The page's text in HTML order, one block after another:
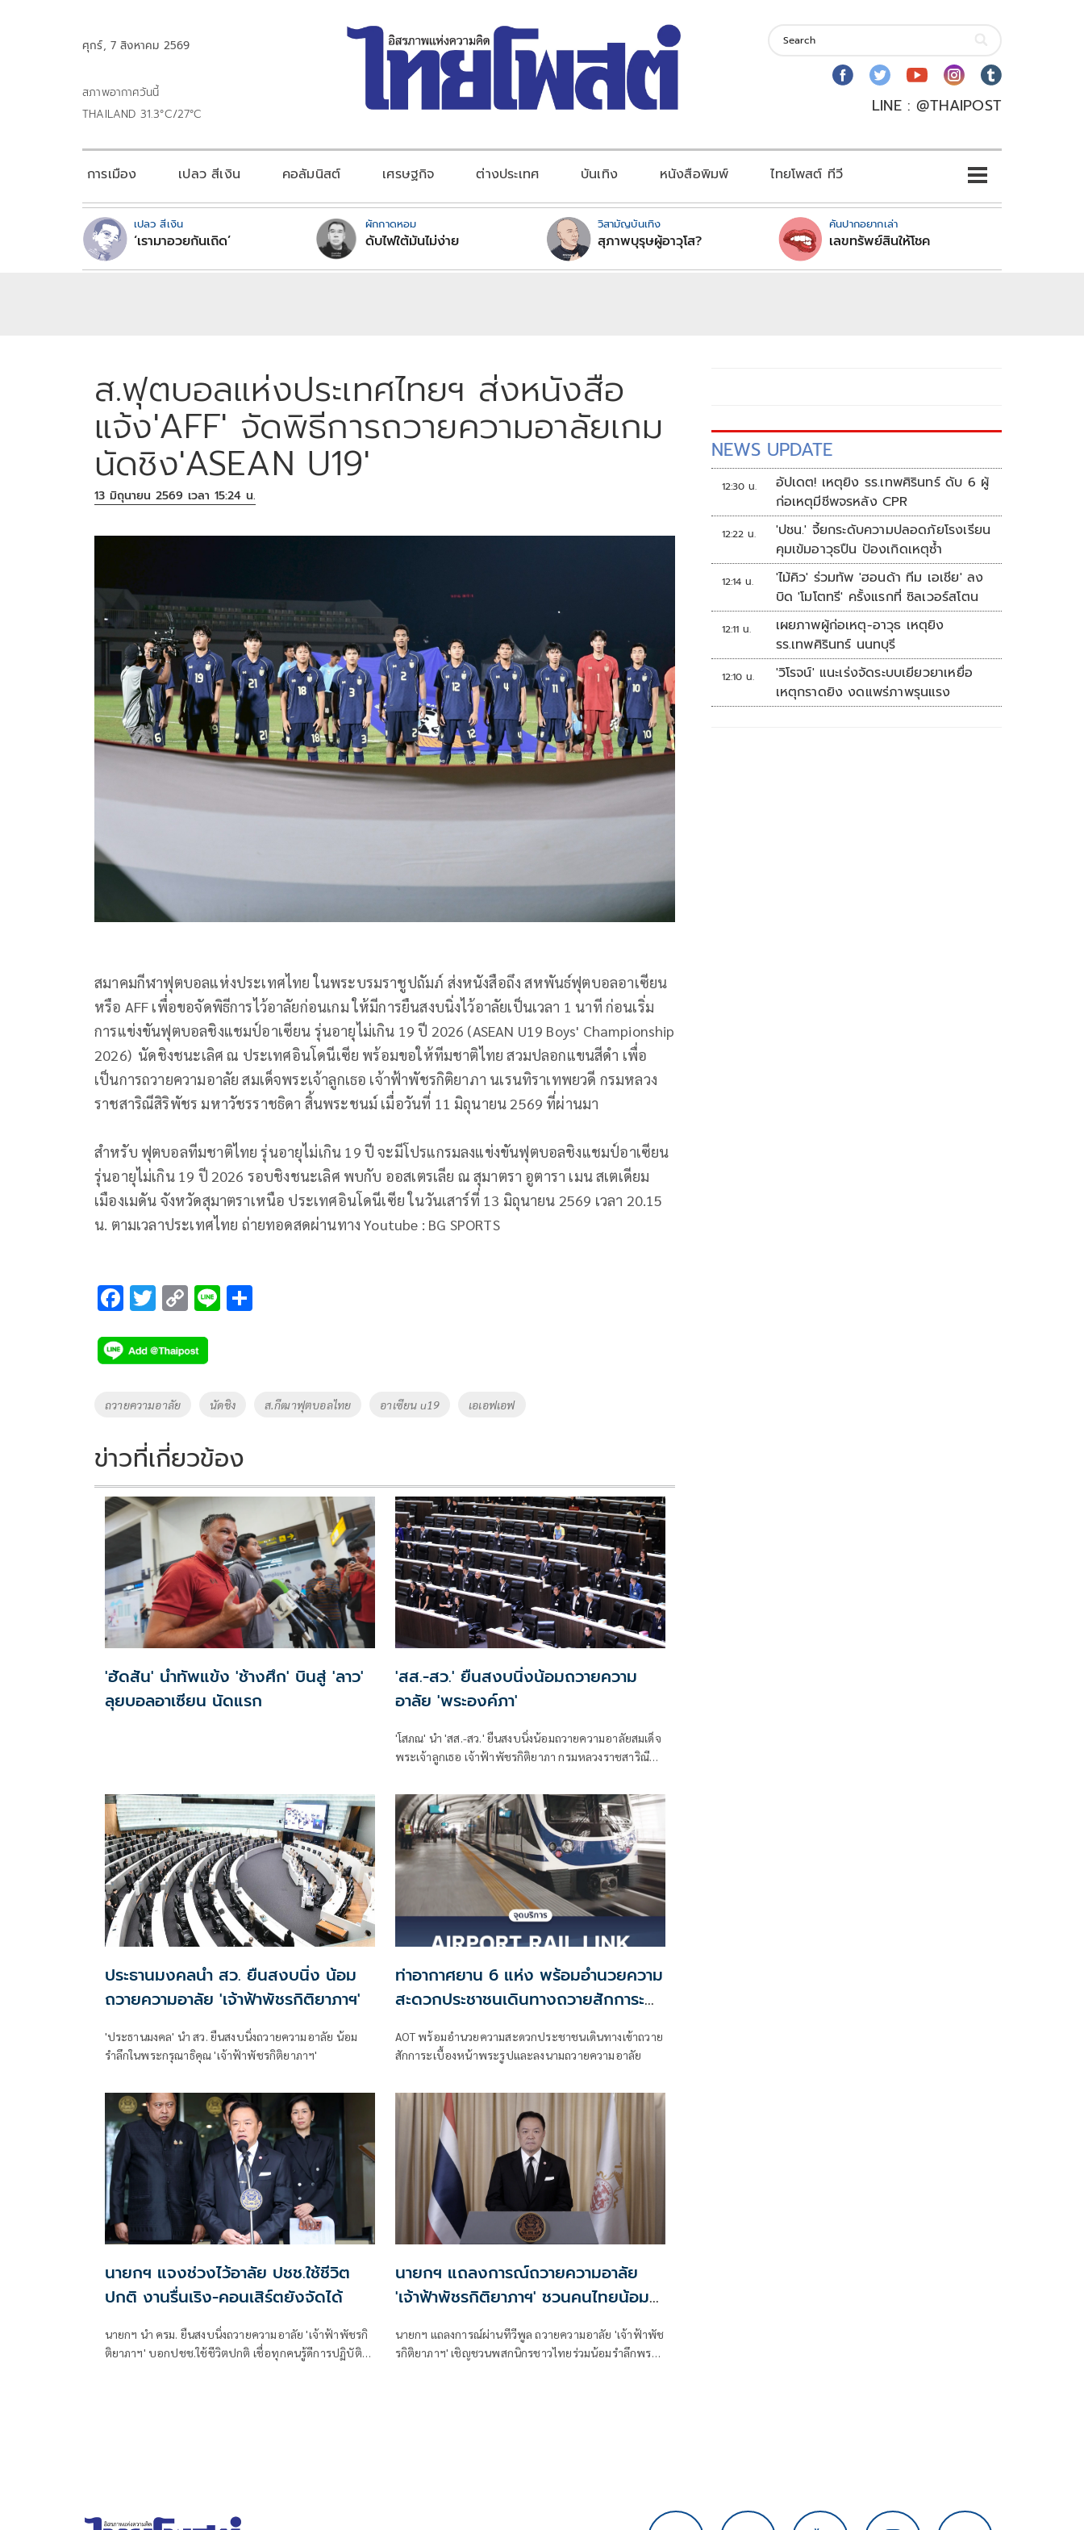
ศุกร์, 7 สิงหาคม 2569
สภาพอากาศวันนี้
THAILAND 31.3°C/27°C
LINE : @THAIPOST
การเมือง เปลว สีเงิน คอลัมนิสต์ เศรษฐกิจ ต่างประเทศ บันเทิง หนังสือพิมพ์ ไทยโพสต์ ทีวี
เปลว สีเงิน
‘เรามาอวยกันเถิด’
ผักกาดหอม
ดับไฟใต้มันไม่ง่าย
วิสามัญบันเทิง
สุภาพบุรุษผู้อาวุโส?
คันปากอยากเล่า
เลขทรัพย์สินให้โชค
ส.ฟุตบอลแห่งประเทศไทยฯ ส่งหนังสือ
แจ้ง'AFF' จัดพิธีการถวายความอาลัยเกม
นัดชิง'ASEAN U19'
13 มิถุนายน 2569 เวลา 15:24 น.
สมาคมกีฬาฟุตบอลแห่งประเทศไทย ในพระบรมราชูปถัมภ์ ส่งหนังสือถึง สหพันธ์ฟุตบอลอาเซียน
หรือ AFF เพื่อขอจัดพิธีการไว้อาลัยก่อนเกม ให้มีการยืนสงบนิ่งไว้อาลัยเป็นเวลา 1 นาที ก่อนเริ่ม
การแข่งขันฟุตบอลชิงแชมป์อาเซียน รุ่นอายุไม่เกิน 19 ปี 2026 (ASEAN U19 Boys' Championship
2026) นัดชิงชนะเลิศ ณ ประเทศอินโดนีเซีย พร้อมขอให้ทีมชาติไทย สวมปลอกแขนสีดำ เพื่อ
เป็นการถวายความอาลัย สมเด็จพระเจ้าลูกเธอ เจ้าฟ้าพัชรกิติยาภา นเรนทิราเทพยวดี กรมหลวง
ราชสาริณีสิริพัชร มหาวัชรราชธิดา สิ้นพระชนม์ เมื่อวันที่ 11 มิถุนายน 2569 ที่ผ่านมา
สำหรับ ฟุตบอลทีมชาติไทย รุ่นอายุไม่เกิน 19 ปี จะมีโปรแกรมลงแข่งขันฟุตบอลชิงแชมป์อาเซียน
รุ่นอายุไม่เกิน 19 ปี 2026 รอบชิงชนะเลิศ พบกับ ออสเตรเลีย ณ สุมาตรา อูตารา เมน สเตเดียม
เมืองเมดัน จังหวัดสุมาตราเหนือ ประเทศอินโดนีเซีย ในวันเสาร์ที่ 13 มิถุนายน 2569 เวลา 20.15
น. ตามเวลาประเทศไทย ถ่ายทอดสดผ่านทาง Youtube : BG SPORTS
F
e
b
o
k
T
tt
er
C
p
y
k
Li
Tags
ถวายความอาลัย นัดชิง ส.กีฒาฟุตบอลไทย อาเซียน u19 เอเอฟเอฟ
ข่าวที่เกี่ยวข้อง
'ฮัดสัน' นำทัพแข้ง 'ช้างศึก' บินสู่ 'ลาว'
ลุยบอลอาเซียน นัดแรก
'สส.-สว.' ยืนสงบนิ่งน้อมถวายความ
อาลัย 'พระองค์ภา'
'โสภณ' นำ 'สส.-สว.' ยืนสงบนิ่งน้อมถวายความอาลัยสมเด็จ
พระเจ้าลูกเธอ เจ้าฟ้าพัชรกิติยาภา กรมหลวงราชสาริณีสิริ
ประธานมงคลนำ สว. ยืนสงบนิ่ง น้อม
ถวายความอาลัย 'เจ้าฟ้าพัชรกิติยาภาฯ'
'ประธานมงคล' นำ สว. ยืนสงบนิ่งถวายความอาลัย น้อม
รำลึกในพระกรุณาธิคุณ 'เจ้าฟ้าพัชรกิติยาภาฯ'
ท่าอากาศยาน 6 แห่ง พร้อมอำนวยความ
สะดวกประชาชนเดินทางถวายสักการะ
AOT พร้อมอำนวยความสะดวกประชาชนเดินทางเข้าถวาย
สักการะเบื้องหน้าพระรูปและลงนามถวายความอาลัย
นายกฯ แจงช่วงไว้อาลัย ปชช.ใช้ชีวิต
ปกติ งานรื่นเริง-คอนเสิร์ตยังจัดได้
นายกฯ นำ ครม. ยืนสงบนิ่งถวายความอาลัย 'เจ้าฟ้าพัชรกิ
ติยาภาฯ' บอกปชช.ใช้ชีวิตปกติ เชื่อทุกคนรู้ดีการปฏิบัติ
นายกฯ แถลงการณ์ถวายความอาลัย
'เจ้าฟ้าพัชรกิติยาภาฯ' ชวนคนไทยน้อม
นายกฯ แถลงการณ์ผ่านทีวีพูล ถวายความอาลัย 'เจ้าฟ้าพัช
รกิติยาภาฯ' เชิญชวนพสกนิกรชาวไทยร่วมน้อมรำลึกพระ
NEWS UPDATE
12:30 น.
อัปเดต! เหตุยิง รร.เทพศิรินทร์ ดับ 6 ผู้
ก่อเหตุมีชีพจรหลัง CPR
12:22 น.
'ปชน.' จี้ยกระดับความปลอดภัยโรงเรียน
คุมเข้มอาวุธปืน ป้องเกิดเหตุซ้ำ
12:14 น.
'ไม้คิว' ร่วมทัพ 'ฮอนด้า ทีม เอเชีย' ลง
บิด 'โมโตทรี' ครั้งแรกที่ ซิลเวอร์สโตน
12:11 น.
เผยภาพผู้ก่อเหตุ-อาวุธ เหตุยิง
รร.เทพศิรินทร์ นนทบุรี
12:10 น.
'วิโรจน์' แนะเร่งจัดระบบเยียวยาเหยื่อ
เหตุกราดยิง งดแพร่ภาพรุนแรง